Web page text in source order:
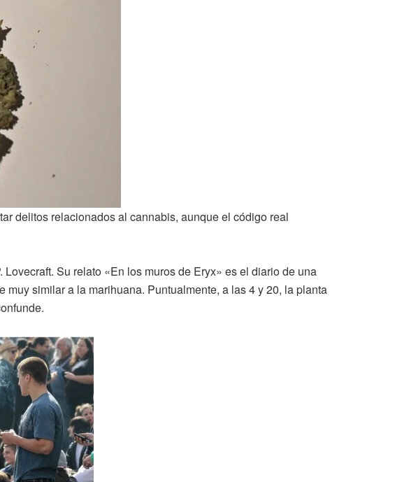
delitos relacionados al cannabis, aunque el código real
Su relato «En los muros de Eryx» es el diario de una
similar a la marihuana. Puntualmente, a las 4 y 20, la planta